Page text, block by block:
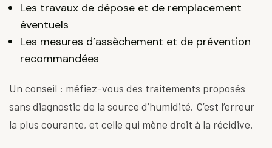
Les travaux de dépose et de remplacement
éventuels
Les mesures d’assèchement et de prévention
recommandées
Un conseil : méfiez-vous des traitements proposés
sans diagnostic de la source d’humidité. C’est l’erreur
la plus courante, et celle qui mène droit à la récidive.